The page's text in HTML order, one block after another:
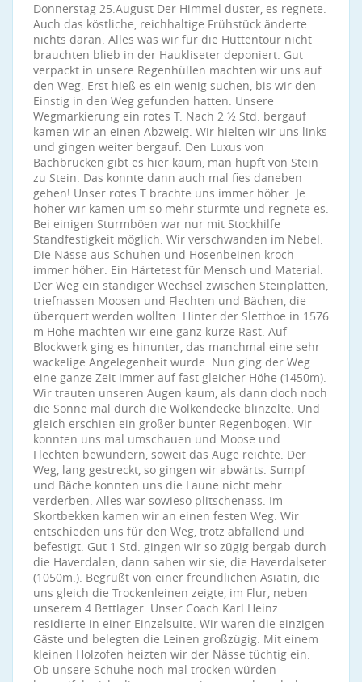
Donnerstag 25.August Der Himmel duster, es regnete.
Auch das köstliche, reichhaltige Frühstück änderte
nichts daran. Alles was wir für die Hüttentour nicht
brauchten blieb in der Haukliseter deponiert. Gut
verpackt in unsere Regenhüllen machten wir uns auf
den Weg. Erst hieß es ein wenig suchen, bis wir den
Einstig in den Weg gefunden hatten. Unsere
Wegmarkierung ein rotes T. Nach 2 ½ Std. bergauf
kamen wir an einen Abzweig. Wir hielten wir uns links
und gingen weiter bergauf. Den Luxus von
Bachbrücken gibt es hier kaum, man hüpft von Stein
zu Stein. Das konnte dann auch mal fies daneben
gehen! Unser rotes T brachte uns immer höher. Je
höher wir kamen um so mehr stürmte und regnete es.
Bei einigen Sturmböen war nur mit Stockhilfe
Standfestigkeit möglich. Wir verschwanden im Nebel.
Die Nässe aus Schuhen und Hosenbeinen kroch
immer höher. Ein Härtetest für Mensch und Material.
Der Weg ein ständiger Wechsel zwischen Steinplatten,
triefnassen Moosen und Flechten und Bächen, die
überquert werden wollten. Hinter der Sletthoe in 1576
m Höhe machten wir eine ganz kurze Rast. Auf
Blockwerk ging es hinunter, das manchmal eine sehr
wackelige Angelegenheit wurde. Nun ging der Weg
eine ganze Zeit immer auf fast gleicher Höhe (1450m).
Wir trauten unseren Augen kaum, als dann doch noch
die Sonne mal durch die Wolkendecke blinzelte. Und
gleich erschien ein großer bunter Regenbogen. Wir
konnten uns mal umschauen und Moose und
Flechten bewundern, soweit das Auge reichte. Der
Weg, lang gestreckt, so gingen wir abwärts. Sumpf
und Bäche konnten uns die Laune nicht mehr
verderben. Alles war sowieso plitschenass. Im
Skortbekken kamen wir an einen festen Weg. Wir
entschieden uns für den Weg, trotz abfallend und
befestigt. Gut 1 Std. gingen wir so zügig bergab durch
die Haverdalen, dann sahen wir sie, die Haverdalseter
(1050m.). Begrüßt von einer freundlichen Asiatin, die
uns gleich die Trockenleinen zeigte, im Flur, neben
unserem 4 Bettlager. Unser Coach Karl Heinz
residierte in einer Einzelsuite. Wir waren die einzigen
Gäste und belegten die Leinen großzügig. Mit einem
kleinen Holzofen heizten wir der Nässe tüchtig ein.
Ob unsere Schuhe noch mal trocken würden